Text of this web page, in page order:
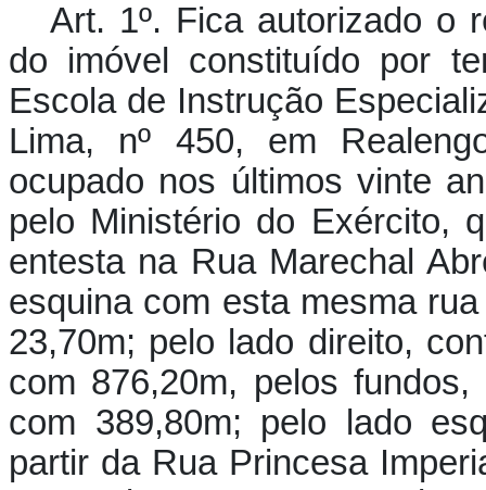
Art. 1º. Fica autorizado o
do imóvel constituído por
Escola de Instrução
Lima, nº 450, em
ocupado nos últimos vinte
pelo Ministério do Exército,
entesta na Rua Marechal
esquina com esta mesma
23,70m; pelo lado direito,
com 876,20m, pelos
com 389,80m; pelo lado
partir da Rua Princesa